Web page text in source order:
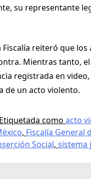
su representante
reiteró que
Mientras tanto,
registrada en
de un acto violento.
Etiquetada como acto
, Fiscalía General
Social, sistema